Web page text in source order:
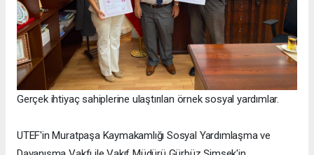
Gerçek ihtiyaç sahiplerine ulaştırılan örnek sosyal yardımlar.
UTEF'in Muratpaşa Kaymakamlığı Sosyal Yardımlaşma ve